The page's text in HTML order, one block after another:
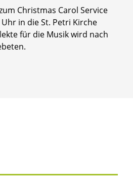
Christmas Carol Service
in die St. Petri Kirche
für die Musik wird nach